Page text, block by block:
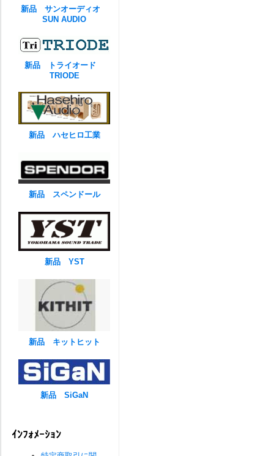
新品 サンオーディオ
SUN AUDIO
新品 トライオード
TRIODE
新品 ハセヒロ工業
新品 スペンドール
新品 YST
新品 キットヒット
新品 SiGaN
ｲﾝﾌｫﾒｰｼｮﾝ